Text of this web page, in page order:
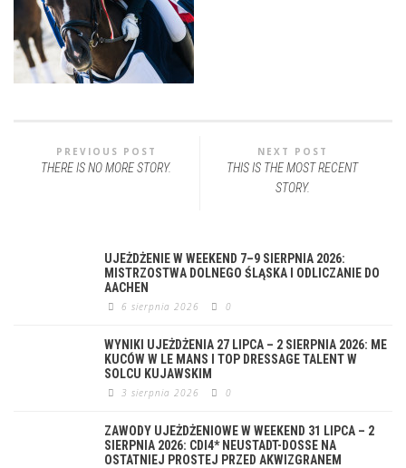
PREVIOUS POST
THERE IS NO MORE STORY.
NEXT POST
THIS IS THE MOST RECENT
STORY.
UJEŻDŻENIE W WEEKEND 7–9 SIERPNIA 2026:
MISTRZOSTWA DOLNEGO ŚLĄSKA I ODLICZANIE DO
AACHEN
6 sierpnia 2026 0
WYNIKI UJEŻDŻENIA 27 LIPCA – 2 SIERPNIA 2026: ME
KUCÓW W LE MANS I TOP DRESSAGE TALENT W
SOLCU KUJAWSKIM
3 sierpnia 2026 0
ZAWODY UJEŻDŻENIOWE W WEEKEND 31 LIPCA – 2
SIERPNIA 2026: CDI4* NEUSTADT-DOSSE NA
OSTATNIEJ PROSTEJ PRZED AKWIZGRANEM